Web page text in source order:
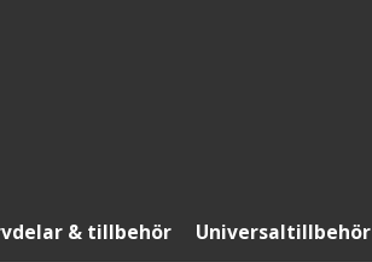
& tillbehör Universaltillbehör